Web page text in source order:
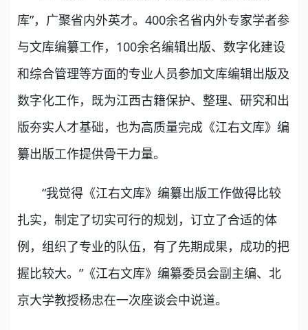
库”，广聚省内外英才。400余名省内外专家学者参
与文库编纂工作，100余名编辑出版、数字化建设
和综合管理等方面的专业人员参加文库编辑出版及
数字化工作，既为江西古籍保护、整理、研究和出
版夯实人才基础，也为高质量完成《江右文库》编
纂出版工作提供骨干力量。
“我觉得《江右文库》编纂出版工作做得比较
扎实，制定了切实可行的规划，订立了合适的体
例，组织了专业的队伍，有了先期成果，成功的把
握比较大。”《江右文库》编纂委员会副主编、北
京大学教授杨忠在一次座谈会中说道。